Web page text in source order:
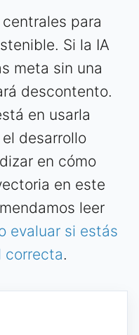
para
Si la IA
meta sin una
descontento.
en usarla
desarrollo
en cómo
en este
leer
evaluar si estás
correcta.